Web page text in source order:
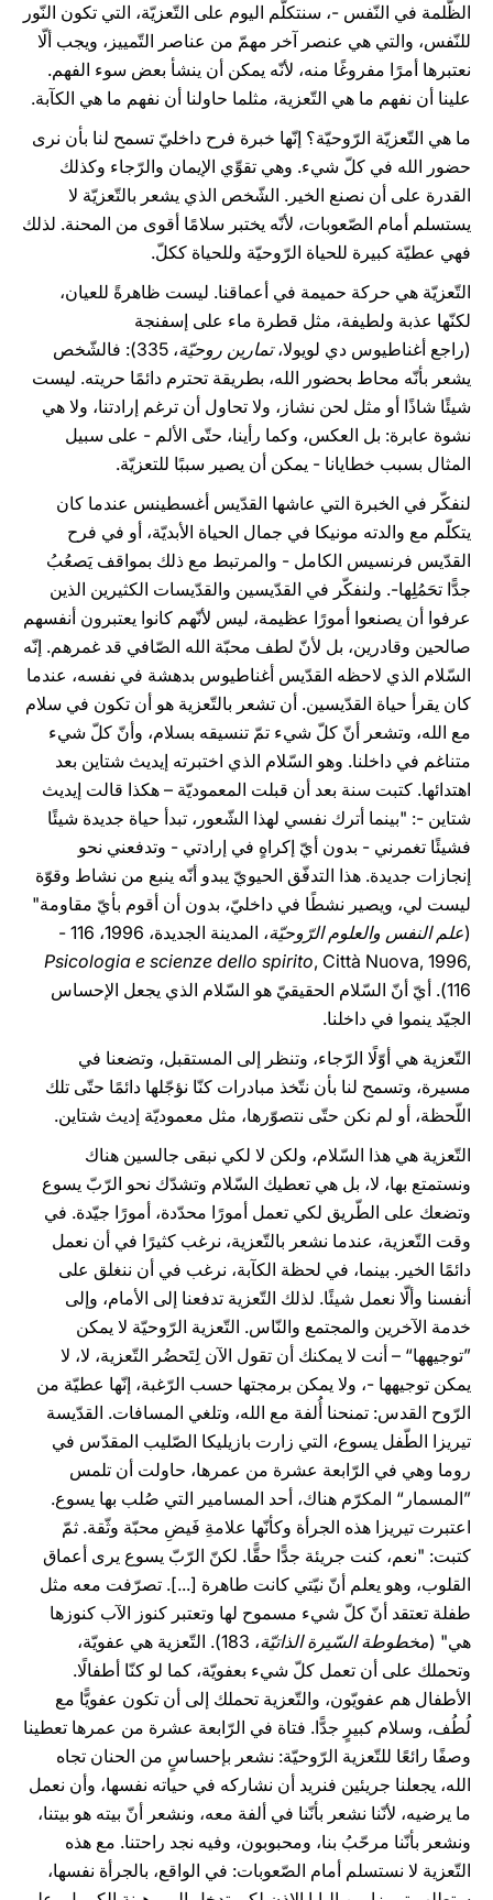
الظّلمة في النّفس -، سنتكلّم اليوم على التّعزيّة، التي تكون النّور
للنّفس، والتي هي عنصر آخر مهمّ من عناصر التّمييز، ويجب ألّا
نعتبرها أمرًا مفروغًا منه، لأنّه يمكن أن ينشأ بعض سوء الفهم.
علينا أن نفهم ما هي التّعزية، مثلما حاولنا أن نفهم ما هي الكآبة.
ما هي التّعزيّة الرّوحيّة؟ إنّها خبرة فرح داخليّ تسمح لنا بأن نرى
حضور الله في كلّ شيء. وهي تقوِّي الإيمان والرّجاء وكذلك
القدرة على أن نصنع الخير. الشّخص الذي يشعر بالتّعزيّة لا
يستسلم أمام الصّعوبات، لأنّه يختبر سلامًا أقوى من المحنة. لذلك
فهي عطيّة كبيرة للحياة الرّوحيّة وللحياة ككلّ.
التّعزيّة هي حركة حميمة في أعماقنا. ليست ظاهرةً للعيان،
لكنّها عذبة ولطيفة، مثل قطرة ماء على إسفنجة
(راجع أغناطيوس دي لويولا،تمارين روحيّة
، 335): فالشّخص
يشعر بأنّه محاط بحضور الله، بطريقة تحترم دائمًا حريته. ليست
شيئًا شاذًا أو مثل لحن نشاز، ولا تحاول أن ترغم إرادتنا، ولا هي
نشوة عابرة: بل العكس، وكما رأينا، حتّى الألم - على سبيل
المثال بسبب خطايانا - يمكن أن يصير سببًا للتعزيّة.
لنفكّر في الخبرة التي عاشها القدّيس أغسطينس عندما كان
يتكلّم مع والدته مونيكا في جمال الحياة الأبديّة، أو في فرح
القدّيس فرنسيس الكامل - والمرتبط مع ذلك بمواقف يَصعُبُ
جدًّا تحَمُلِها-. ولنفكّر في القدّيسين والقدّيسات الكثيرين الذين
عرفوا أن يصنعوا أمورًا عظيمة، ليس لأنّهم كانوا يعتبرون أنفسهم
صالحين وقادرين، بل لأنّ لطف محبّة الله الصّافي قد غمرهم. إنّه
السّلام الذي لاحظه القدّيس أغناطيوس بدهشة في نفسه، عندما
كان يقرأ حياة القدّيسين. أن تشعر بالتّعزية هو أن تكون في سلام
مع الله، وتشعر أنّ كلّ شيء تمّ تنسيقه بسلام، وأنّ كلّ شيء
متناغم في داخلنا. وهو السّلام الذي اختبرته إيديث شتاين بعد
اهتدائها. كتبت سنة بعد أن قبلت المعموديّة – هكذا قالت إيديث
شتاين -: "بينما أترك نفسي لهذا الشّعور، تبدأ حياة جديدة شيئًا
فشيئًا تغمرني - بدون أيّ إكراهٍ في إرادتي - وتدفعني نحو
إنجازات جديدة. هذا التدفّق الحيويّ يبدو أنّه ينبع من نشاط وقوّة
ليست لي، ويصير نشطًا في داخليّ، بدون أن أقوم بأيّ مقاومة"
(علم النفس والعلوم الرّوحيّة، المدينة الجديدة، 1996، 116 -
Psicologia e scienze dello spirito, Città Nuova, 1996,
116). أيّ أنّ السّلام الحقيقيّ هو السّلام الذي يجعل الإحساس
الجيّد ينموا في داخلنا.
التّعزية هي أوّلًا الرّجاء، وتنظر إلى المستقبل، وتضعنا في
مسيرة، وتسمح لنا بأن نتّخذ مبادرات كنّا نؤجّلها دائمًا حتّى تلك
اللّحظة، أو لم نكن حتّى نتصوّرها، مثل معموديّة إديث شتاين.
التّعزية هي هذا السّلام، ولكن لا لكي نبقى جالسين هناك
ونستمتع بها، لا، بل هي تعطيك السّلام وتشدّك نحو الرّبّ يسوع
وتضعك على الطّريق لكي تعمل أمورًا محدّدة، أمورًا جيّدة. في
وقت التّعزية، عندما نشعر بالتّعزية، نرغب كثيرًا في أن نعمل
دائمًا الخير. بينما، في لحظة الكآبة، نرغب في أن ننغلق على
أنفسنا وألّا نعمل شيئًا. لذلك التّعزية تدفعنا إلى الأمام، وإلى
خدمة الآخرين والمجتمع والنّاس. التّعزية الرّوحيّة لا يمكن
”توجيهها“ – أنت لا يمكنك أن تقول الآن لِتَحضُر التّعزية، لا، لا
يمكن توجيهها -، ولا يمكن برمجتها حسب الرّغبة، إنّها عطيّة من
الرّوح القدس: تمنحنا أُلفة مع الله، وتلغي المسافات. القدّيسة
تيريزا الطّفل يسوع، التي زارت بازيليكا الصّليب المقدّس في
روما وهي في الرّابعة عشرة من عمرها، حاولت أن تلمس
”المسمار“ المكرّم هناك، أحد المسامير التي صُلب بها يسوع.
اعتبرت تيريزا هذه الجرأة وكأنّها علامةِ فَيضِ محبّة وثّقة. ثمّ
كتبت: "نعم، كنت جريئة جدًّا حقًّا. لكنّ الرّبّ يسوع يرى أعماق
القلوب، وهو يعلم أنّ نيّتي كانت طاهرة [...]. تصرّفت معه مثل
طفلة تعتقد أنّ كلّ شيء مسموح لها وتعتبر كنوز الآب كنوزها
هي" (مخطوطة السّيرة الذاتيّة
، 183). التّعزية هي عفويّة،
وتحملك على أن تعمل كلّ شيء بعفويّة، كما لو كنّا أطفالًا.
الأطفال هم عفويّون، والتّعزية تحملك إلى أن تكون عفويًّا مع
لُطُف، وسلام كبيرٍ جدًّا. فتاة في الرّابعة عشرة من عمرها تعطينا
وصفًا رائعًا للتّعزية الرّوحيّة: نشعر بإحساسٍ من الحنان تجاه
الله، يجعلنا جريئين فنريد أن نشاركه في حياته نفسها، وأن نعمل
ما يرضيه، لأنّنا نشعر بأنّنا في ألفة معه، ونشعر أنّ بيته هو بيتنا،
ونشعر بأنّنا مرحّبُ بنا، ومحبوبون، وفيه نجد راحتنا. مع هذه
التّعزية لا نستسلم أمام الصّعوبات: في الواقع، بالجرأة نفسها،